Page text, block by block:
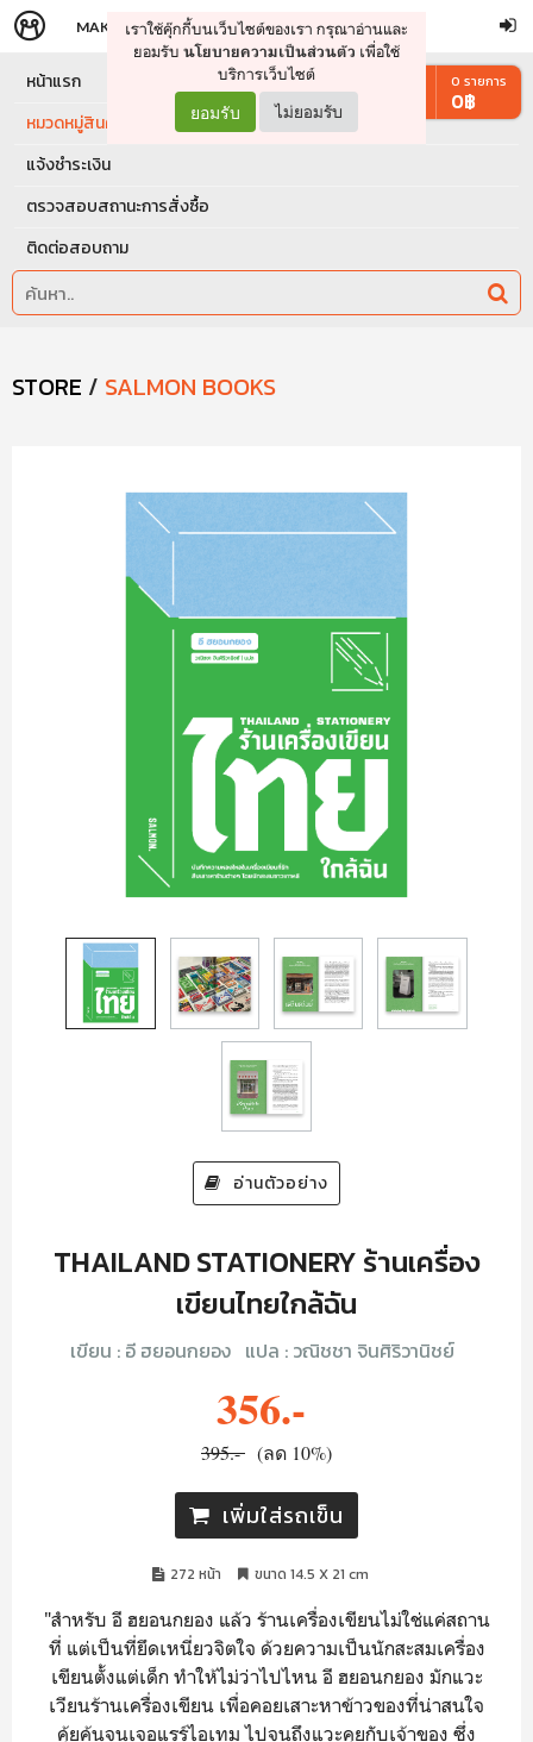
จัดการรถเข็น ดำเนินการต่อ
MAKERS STORE
เราใช้คุ๊กกี้บนเว็บไซต์ของเรา กรุณาอ่านและ
ยอมรับ นโยบายความเป็นส่วนตัว เพื่อใช้
บริการเว็บไซต์
ยอมรับ ไม่ยอมรับ
หน้าแรก
หมวดหมู่สินค้า
แจ้งชำระเงิน
ตรวจสอบสถานะการสั่งซื้อ
ติดต่อสอบถาม
0 รายการ
0฿
STORE / SALMON BOOKS
อ่านตัวอย่าง
THAILAND STATIONERY ร้านเครื่อง
เขียนไทยใกล้ฉัน
เขียน : อี ฮยอนกยองแปล : วณิชชา จินศิริวานิชย์
356.-
395.- (ลด 10%)
เพิ่มใส่รถเข็น
272 หน้า ขนาด 14.5 X 21 cm
"สำหรับ อี ฮยอนกยอง แล้ว ร้านเครื่องเขียนไม่ใช่แค่สถาน
ที่ แต่เป็นที่ยึดเหนี่ยวจิตใจ ด้วยความเป็นนักสะสมเครื่อง
เขียนตั้งแต่เด็ก ทำให้ไม่ว่าไปไหน อี ฮยอนกยอง มักแวะ
เวียนร้านเครื่องเขียน เพื่อคอยเสาะหาข้าวของที่น่าสนใจ
คุ้ยค้นจนเจอแรร์ไอเทม ไปจนถึงแวะคุยกับเจ้าของ ซึ่ง